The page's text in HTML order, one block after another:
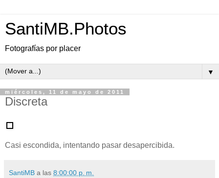
SantiMB.Photos
Fotografías por placer
▼
miércoles, 11 de mayo de 2011
Discreta
Casi escondida, intentando pasar desapercibida.
SantiMB a las 8:00:00 p. m.